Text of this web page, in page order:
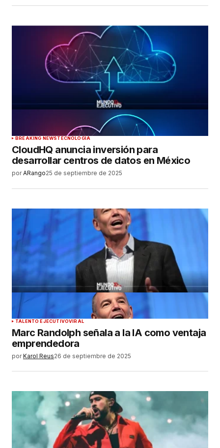
BREAKING NEWSTECNOLOGÍA
CloudHQ anuncia inversión para
desarrollar centros de datos en México
por ARango25 de septiembre de 2025
TALENTO EJECUTIVOVIRAL
Marc Randolph señala a la IA como ventaja
emprendedora
por Karol Reus26 de septiembre de 2025